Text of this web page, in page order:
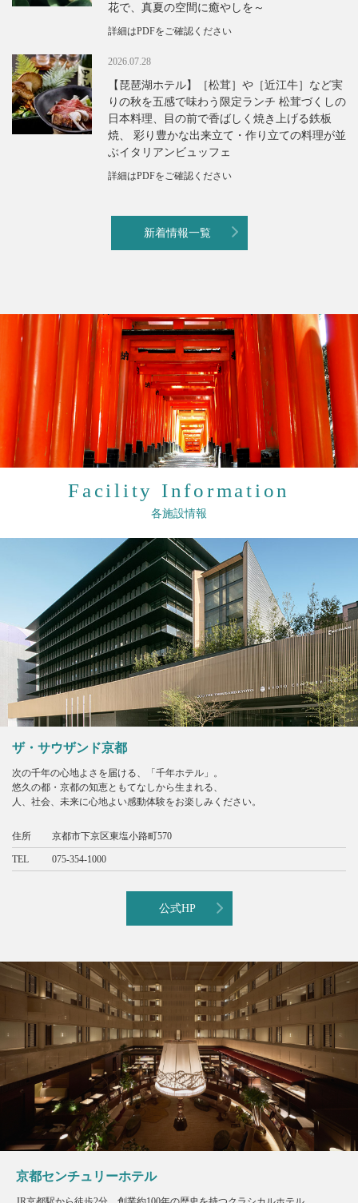
花で、真夏の空間に癒やしを～
詳細はPDFをご確認ください
2026.07.28
【琵琶湖ホテル】［松茸］や［近江牛］など実
りの秋を五感で味わう限定ランチ 松茸づくしの
日本料理、目の前で香ばしく焼き上げる鉄板
焼、 彩り豊かな出来立て・作り立ての料理が並
ぶイタリアンビュッフェ
詳細はPDFをご確認ください
新着情報一覧
Facility Information
各施設情報
ザ・サウザンド京都
次の千年の心地よさを届ける、「千年ホテル」。
悠久の都・京都の知恵ともてなしから生まれる、
人、社会、未来に心地よい感動体験をお楽しみください。
住所 京都市下京区東塩小路町570
TEL 075-354-1000
公式HP
京都センチュリーホテル